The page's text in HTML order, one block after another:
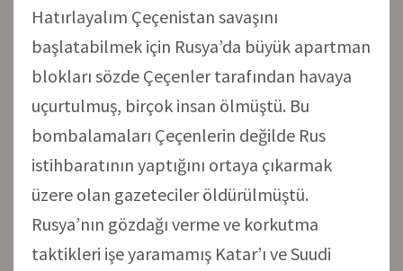
Hatırlayalım Çeçenistan savaşını
başlatabilmek için Rusya’da büyük apartman
blokları sözde Çeçenler tarafından havaya
uçurtulmuş, birçok insan ölmüştü. Bu
bombalamaları Çeçenlerin değilde Rus
istihbaratının yaptığını ortaya çıkarmak
üzere olan gazeteciler öldürülmüştü.
Rusya’nın gözdağı verme ve korkutma
taktikleri işe yaramamış Katar’ı ve Suudi